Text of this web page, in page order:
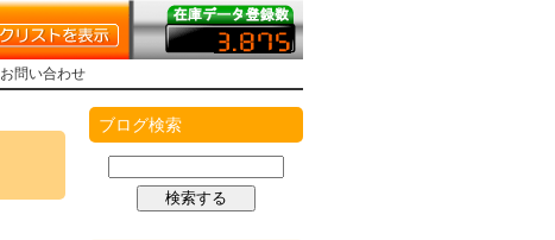
お問い合わせ
ブログ検索